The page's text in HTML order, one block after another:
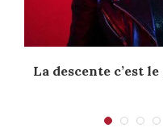
La descente c’est